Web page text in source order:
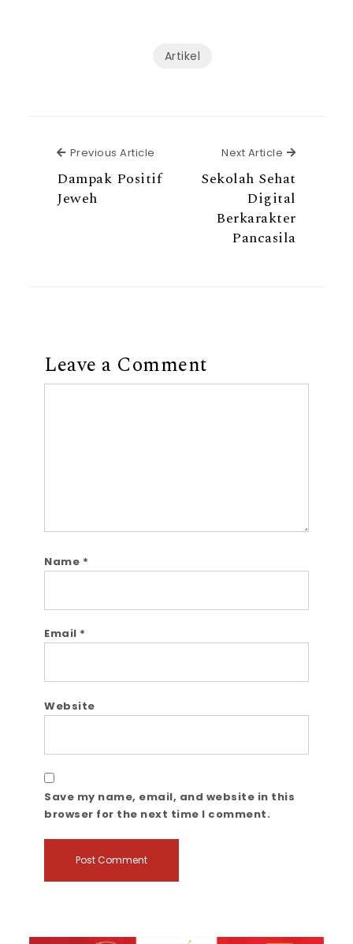
Artikel
Previous Article Previous Article
Dampak Positif
Jeweh
Next Article Next
Sekolah Sehat
Digital
Berkarakter
Pancasila
Leave a Comment
Name *
Email *
Website
Save my name, email, and website in this
browser for the next time I comment.